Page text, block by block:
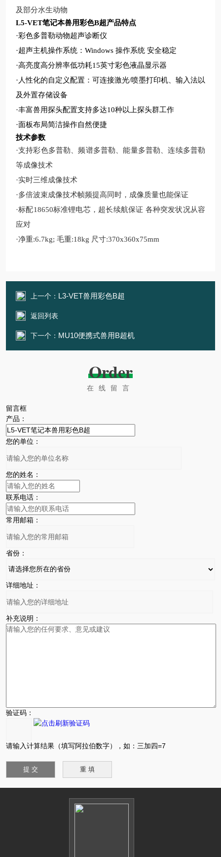
及部分水生动物
L5-VET笔记本兽用彩色B超产品特点
·彩色多普勒动物超声诊断仪
·超声主机操作系统 ： Windows 操作系统 安全稳定
·高亮度高分辨率低功耗15英寸彩色液晶显示器
· 人性化的自定义配置：可连接激光/喷墨打印机、输入法以
及外置存储设备
·丰富兽用探头配置支持多达10种以上探头群工作
·面板布局简洁操作自然便捷
技术参数
·支持彩色多普勒、频谱多普勒、能量多普勒、连续多普勒
等成像技术
·实时三维成像技术
·多倍波束成像技术帧频提高同时，成像质量也能保证
·标配18650标准锂电芯，超长续航保证 各种突发状况从容
应对
·净重:6.7kg; 毛重:18kg 尺寸:370x360x75mm
上一个： L3-VET兽用彩色B超
返回列表
下一个： MU10便携式兽用B超机
Order
在线留言
留言框
产品：
您的单位：
您的姓名：
联系电话：
常用邮箱：
省份：
详细地址：
补充说明：
验证码：
请输入计算结果（填写阿拉伯数字），如：三加四=7